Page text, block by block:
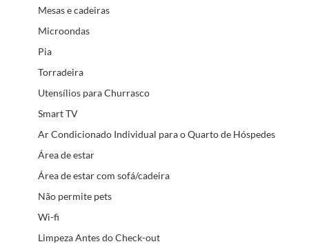
Mesas e cadeiras
Microondas
Pia
Torradeira
Utensílios para Churrasco
Smart TV
Ar Condicionado Individual para o Quarto de Hóspedes
Área de estar
Área de estar com sofá/cadeira
Não permite pets
Wi-fi
Limpeza Antes do Check-out